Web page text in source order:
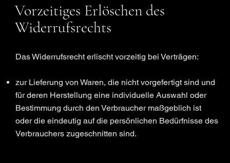
Vorzeitiges Erlöschen des
Widerrufsrechts
Das Widerrufsrecht erlischt vorzeitig bei Verträgen:
zur Lieferung von Waren, die nicht vorgefertigt sind und
für deren Herstellung eine individuelle Auswahl oder
Bestimmung durch den Verbraucher maßgeblich ist
oder die eindeutig auf die persönlichen Bedürfnisse des
Verbrauchers zugeschnitten sind.